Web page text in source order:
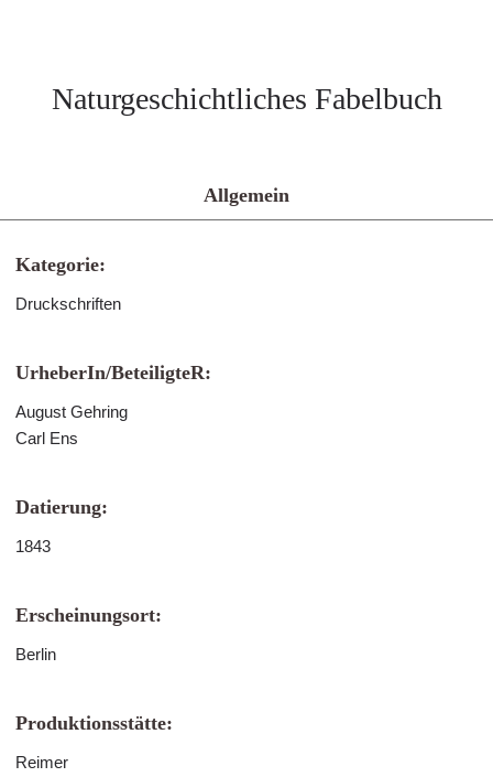
Naturgeschichtliches Fabelbuch
Allgemein
Kategorie:
Druckschriften
UrheberIn/BeteiligteR:
August Gehring
Carl Ens
Datierung:
1843
Erscheinungsort:
Berlin
Produktionsstätte:
Reimer